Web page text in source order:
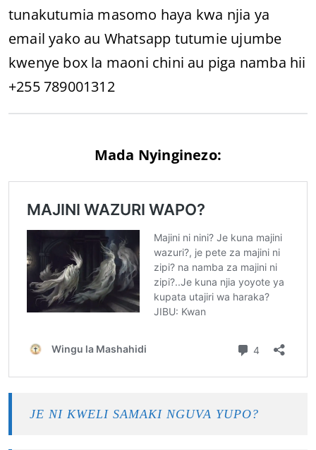
tunakutumia masomo haya kwa njia ya
email yako au Whatsapp tutumie ujumbe
kwenye box la maoni chini au piga namba hii
+255 789001312
Mada Nyinginezo:
JE NI KWELI SAMAKI NGUVA YUPO?